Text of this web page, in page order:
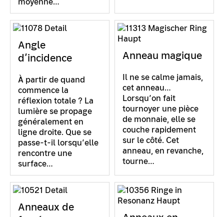
Angle
d’incidence
À partir de quand
commence la
réflexion totale ? La
lumière se propage
généralement en
ligne droite. Que se
passe-t-il lorsqu’elle
rencontre une
surface…
Anneau magique
Il ne se calme jamais,
cet anneau…
Lorsqu’on fait
tournoyer une pièce
de monnaie, elle se
couche rapidement
sur le côté. Cet
anneau, en revanche,
tourne…
Anneaux de